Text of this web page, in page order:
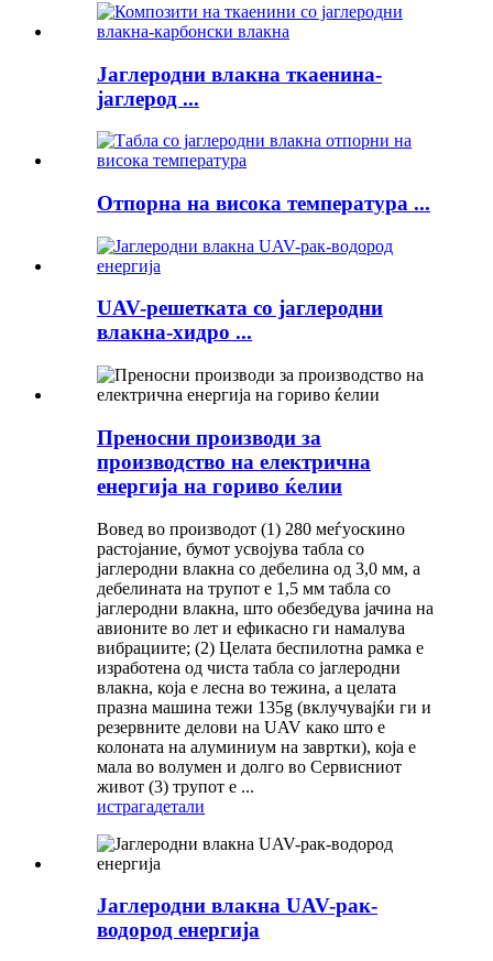
Јаглеродни влакна ткаенина-
јаглерод ...
Отпорна на висока температура ...
UAV-решетката со јаглеродни
влакна-хидро ...
Преносни производи за
производство на електрична
енергија на гориво ќелии
Вовед во производот (1) 280 меѓуоскино
растојание, бумот усвојува табла со
јаглеродни влакна со дебелина од 3,0 мм, а
дебелината на трупот е 1,5 мм табла со
јаглеродни влакна, што обезбедува јачина на
авионите во лет и ефикасно ги намалува
вибрациите; (2) Целата беспилотна рамка е
изработена од чиста табла со јаглеродни
влакна, која е лесна во тежина, а целата
празна машина тежи 135g (вклучувајќи ги и
резервните делови на UAV како што е
колоната на алуминиум на завртки), која е
мала во волумен и долго во Сервисниот
живот (3) трупот е ...
истрагадетали
Јаглеродни влакна UAV-рак-
водород енергија